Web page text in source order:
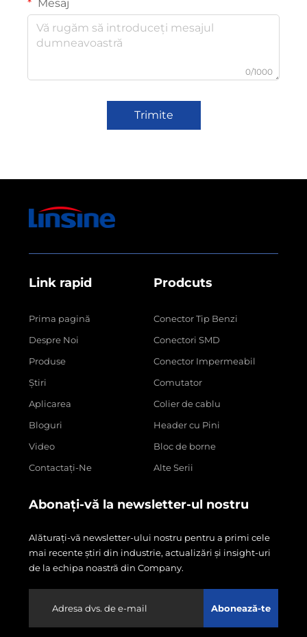
Mesaj
0/1000
Trimite
Link rapid
Prima pagină
Despre Noi
Produse
Știri
Aplicarea
Bloguri
Video
Contactați-Ne
Prodcuts
Conector Tip Benzi
Conectori SMD
Conector Impermeabil
Comutator
Colier de cablu
Header cu Pini
Bloc de borne
Alte Serii
Abonați-vă la newsletter-ul nostru
Alăturați-vă newsletter-ului nostru pentru a primi cele
mai recente știri din industrie, actualizări și insight-uri
de la echipa noastră din Company.
Abonează-te